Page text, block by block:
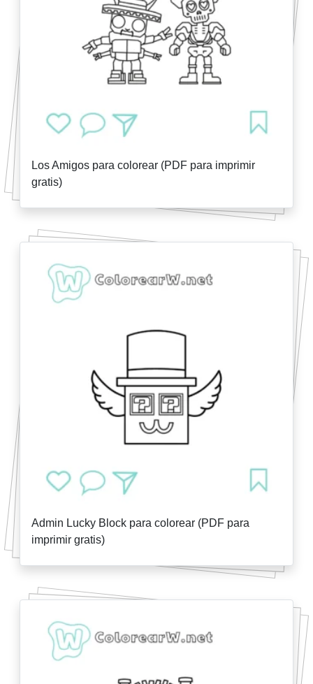
Los Amigos para colorear (PDF para imprimir
gratis)
Admin Lucky Block para colorear (PDF para
imprimir gratis)